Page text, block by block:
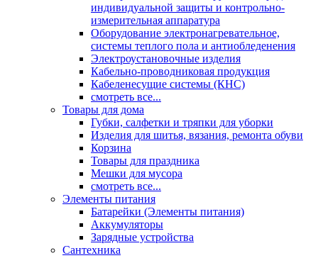
индивидуальной защиты и контрольно-
измерительная аппаратура
Оборудование электронагревательное,
системы теплого пола и антиобледенения
Электроустановочные изделия
Кабельно-проводниковая продукция
Кабеленесущие системы (КНС)
смотреть все...
Товары для дома
Губки, салфетки и тряпки для уборки
Изделия для шитья, вязания, ремонта обуви
Корзина
Товары для праздника
Мешки для мусора
смотреть все...
Элементы питания
Батарейки (Элементы питания)
Аккумуляторы
Зарядные устройства
Сантехника